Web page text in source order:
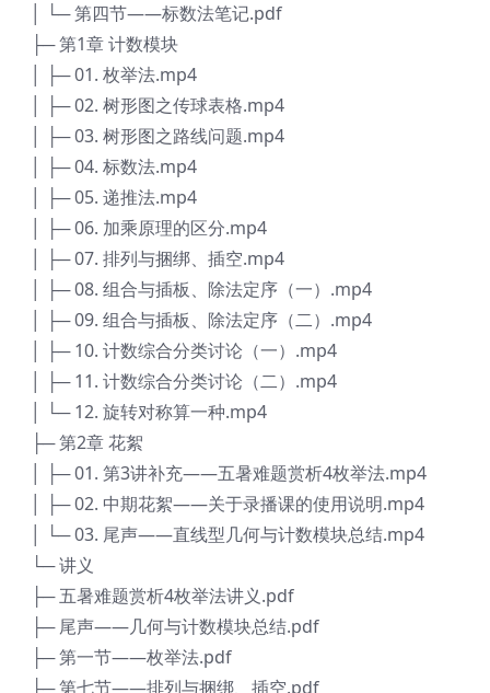
│ └─ 第四节——标数法笔记.pdf
├─ 第1章 计数模块
│ ├─ 01. 枚举法.mp4
│ ├─ 02. 树形图之传球表格.mp4
│ ├─ 03. 树形图之路线问题.mp4
│ ├─ 04. 标数法.mp4
│ ├─ 05. 递推法.mp4
│ ├─ 06. 加乘原理的区分.mp4
│ ├─ 07. 排列与捆绑、插空.mp4
│ ├─ 08. 组合与插板、除法定序（一）.mp4
│ ├─ 09. 组合与插板、除法定序（二）.mp4
│ ├─ 10. 计数综合分类讨论（一）.mp4
│ ├─ 11. 计数综合分类讨论（二）.mp4
│ └─ 12. 旋转对称算一种.mp4
├─ 第2章 花絮
│ ├─ 01. 第3讲补充——五暑难题赏析4枚举法.mp4
│ ├─ 02. 中期花絮——关于录播课的使用说明.mp4
│ └─ 03. 尾声——直线型几何与计数模块总结.mp4
└─ 讲义
├─ 五暑难题赏析4枚举法讲义.pdf
├─ 尾声——几何与计数模块总结.pdf
├─ 第一节——枚举法.pdf
├─ 第七节——排列与捆绑、插空.pdf